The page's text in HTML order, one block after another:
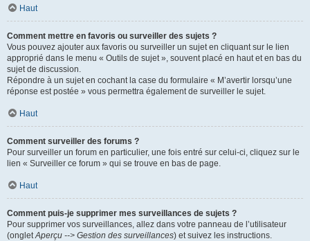
Haut
Comment mettre en favoris ou surveiller des sujets ?
Vous pouvez ajouter aux favoris ou surveiller un sujet en cliquant sur le lien
approprié dans le menu « Outils de sujet », souvent placé en haut et en bas du
sujet de discussion.
Répondre à un sujet en cochant la case du formulaire « M’avertir lorsqu’une
réponse est postée » vous permettra également de surveiller le sujet.
Haut
Comment surveiller des forums ?
Pour surveiller un forum en particulier, une fois entré sur celui-ci, cliquez sur le
lien « Surveiller ce forum » qui se trouve en bas de page.
Haut
Comment puis-je supprimer mes surveillances de sujets ?
Pour supprimer vos surveillances, allez dans votre panneau de l’utilisateur
(ongletAperçu --> Gestion des surveillances) et suivez les instructions.